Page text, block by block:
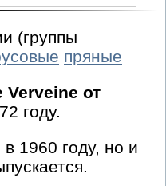
(группы
пряные
Verveine от
году.
1960 году, но и